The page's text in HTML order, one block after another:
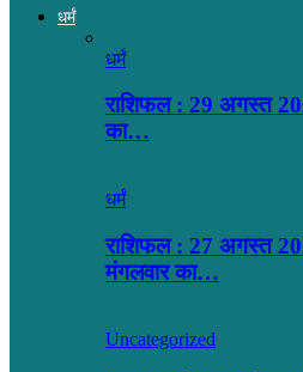
धर्मं
धर्मं
राशिफल : 29 अगस्त
का…
धर्मं
राशिफल : 27 अगस्त
मंगलवार का…
Uncategorized